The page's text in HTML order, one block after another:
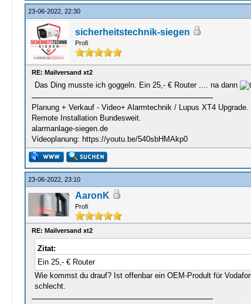
23-06-2022, 22:30
sicherheitstechnik-siegen
Profi
RE: Mailversand xt2
Das Ding musste ich goggeln. Ein 25,- € Router .... na dann
Planung + Verkauf - Video+ Alarmtechnik / Lupus XT4 Upgrade.
Remote Installation Bundesweit.
alarmanlage-siegen.de
Videoplanung: https://youtu.be/540sbHMAkp0
23-06-2022, 23:10
AaronK
Profi
RE: Mailversand xt2
Zitat:
Ein 25,- € Router
Wie kommst du drauf? Ist offenbar ein OEM-Prodult für
schlecht.